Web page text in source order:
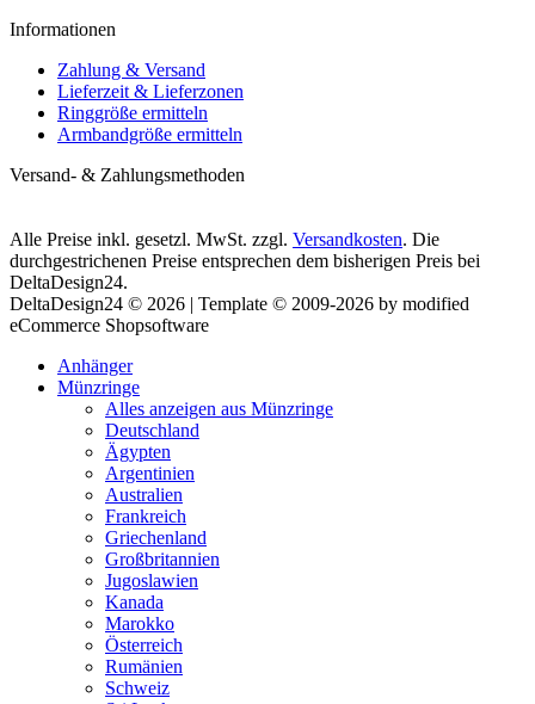
Informationen
Zahlung & Versand
Lieferzeit & Lieferzonen
Ringgröße ermitteln
Armbandgröße ermitteln
Versand- & Zahlungsmethoden
Alle Preise inkl. gesetzl. MwSt. zzgl. Versandkosten. Die
durchgestrichenen Preise entsprechen dem bisherigen Preis bei
DeltaDesign24.
DeltaDesign24 © 2026 | Template © 2009-2026 by modified
eCommerce Shopsoftware
Anhänger
Münzringe
Alles anzeigen aus Münzringe
Deutschland
Ägypten
Argentinien
Australien
Frankreich
Griechenland
Großbritannien
Jugoslawien
Kanada
Marokko
Österreich
Rumänien
Schweiz